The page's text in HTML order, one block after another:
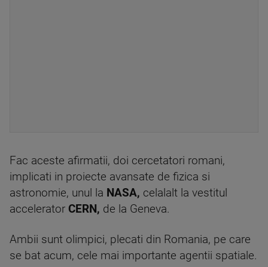
Fac aceste afirmatii, doi cercetatori romani,
implicati in proiecte avansate de fizica si
astronomie, unul la NASA, celalalt la vestitul
accelerator CERN, de la Geneva.
Ambii sunt olimpici, plecati din Romania, pe care
se bat acum, cele mai importante agentii spatiale.